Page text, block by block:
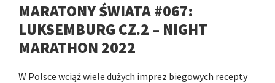
MARATONY ŚWIATA #067:
LUKSEMBURG CZ.2 – NIGHT
MARATHON 2022
W Polsce wciąż wiele dużych imprez biegowych recepty